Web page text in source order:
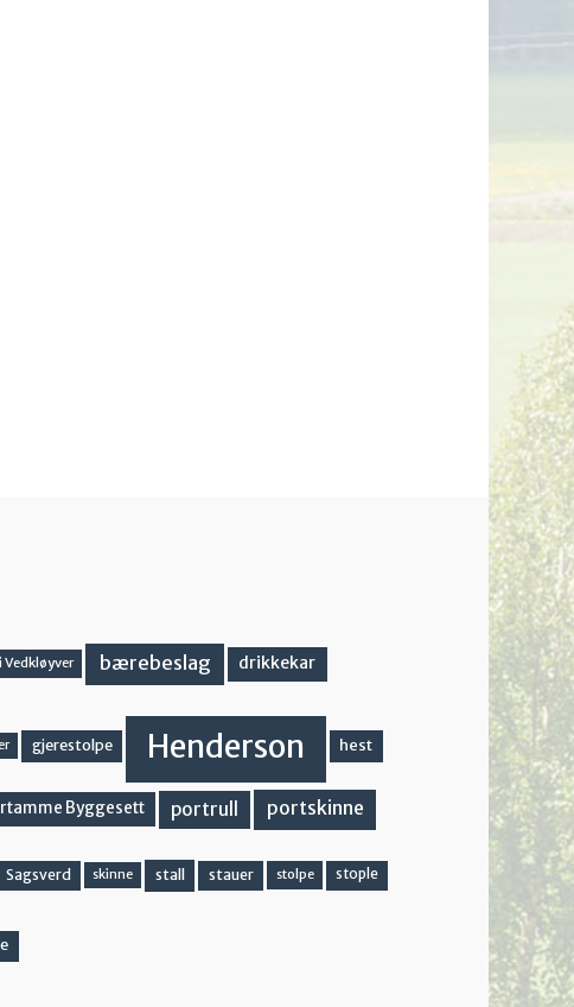
Vedkløyver bærebeslag drikkekar
gjerestolpe Henderson hest
Byggesett portrull portskinne
Sagsverd skinne stall stauer stolpe stople